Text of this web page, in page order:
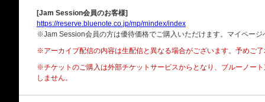
[Jam Session会員のお客様]
https://reserve.bluenote.co.jp/mp/mindex/index
※Jam Session会員の方は優待価格でご購入いただけます。マイペー
※アーカイブ配信の内容は生配信と異なる場合がございます。予めご
※チケットのご購入は外部チケットサービスからとなり、 ブルーノー
しません。